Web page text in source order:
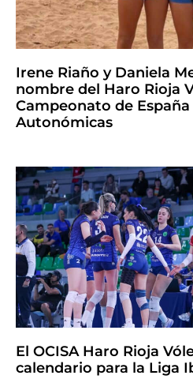
Irene Riaño y Daniela
nombre del Haro Rioja
Campeonato de
Autonómicas
El OCISA Haro Rioja
calendario para la Liga